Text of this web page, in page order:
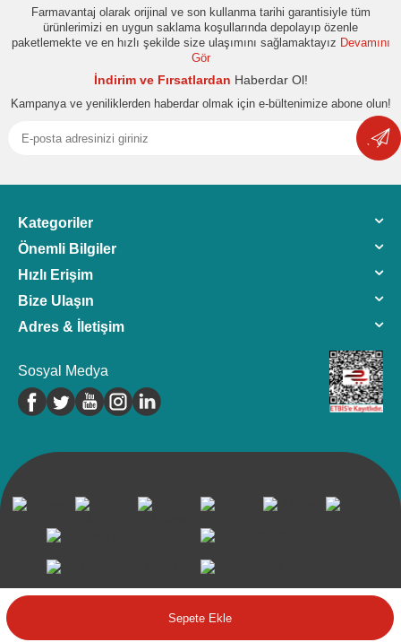
Sepete Ekle
Farmavantaj olarak orijinal ve son kullanma tarihi garantisiyle tüm
ürünlerimizi en uygun saklama koşullarında depolayıp özenle
paketlemekte ve en hızlı şekilde size ulaşımını sağlamaktayız Devamını
Gör
İndirim ve Fırsatlardan Haberdar Ol!
Kampanya ve yeniliklerden haberdar olmak için e-bültenimize abone olun!
Kategoriler
Önemli Bilgiler
Hızlı Erişim
Bize Ulaşın
Adres & İletişim
Sosyal Medya
T-SoftE-TicaretSistemleriyle Hazırlanmıştır.